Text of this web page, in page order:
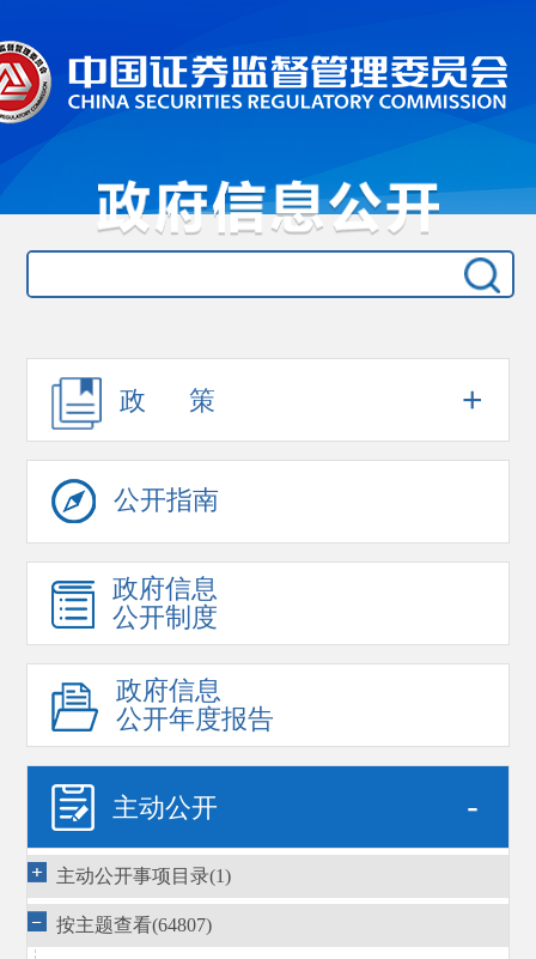
政 策 +
公开指南
政府信息
公开制度
政府信息
公开年度报告
主动公开 -
主动公开事项目录(1)
按主题查看(64807)